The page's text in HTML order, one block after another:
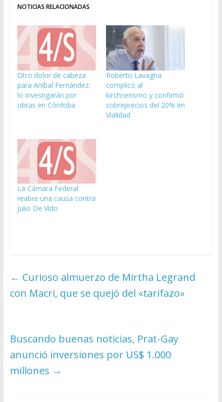
NOTICIAS RELACIONADAS
Otro dolor de cabeza
para Aníbal Fernández:
lo investigarán por
obras en Córdoba
Roberto Lavagna
complicó al
kirchnerismo y confirmó
sobreprecios del 20% en
Vialidad
La Cámara Federal
reabre una causa contra
Julio De Vido
← Curioso almuerzo de Mirtha Legrand
con Macri, que se quejó del «tarifazo»
Buscando buenas noticias, Prat-Gay
anunció inversiones por US$ 1.000
millones →